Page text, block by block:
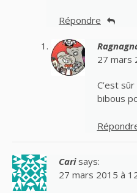
Répondre
27 mars
C’est
bibous
Cari says:
27 mars 2015 à